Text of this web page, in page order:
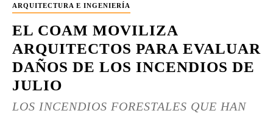
ARQUITECTURA E INGENIERÍA
EL COAM MOVILIZA
ARQUITECTOS PARA EVALUAR
DAÑOS DE LOS INCENDIOS DE
JULIO
LOS INCENDIOS FORESTALES QUE HAN